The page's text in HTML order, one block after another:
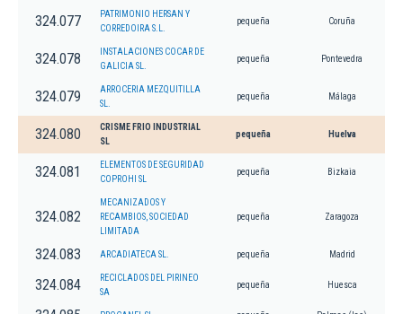
324.077
PATRIMONIO HERSAN Y
CORREDOIRA S.L.
pequeña Coruña
324.078
INSTALACIONES COCAR DE
GALICIA SL.
pequeña Pontevedra
324.079
ARROCERIA MEZQUITILLA
SL.
pequeña Málaga
324.080
CRISME FRIO INDUSTRIAL
SL
pequeña Huelva
324.081
ELEMENTOS DE SEGURIDAD
COPROHI SL
pequeña Bizkaia
324.082
MECANIZADOS Y
RECAMBIOS, SOCIEDAD
LIMITADA
pequeña Zaragoza
324.083 ARCADIATECA SL. pequeña Madrid
324.084
RECICLADOS DEL PIRINEO
SA
pequeña Huesca